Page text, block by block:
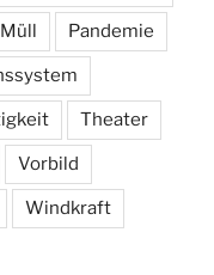
Müll Pandemie
Theater
Vorbild
Windkraft